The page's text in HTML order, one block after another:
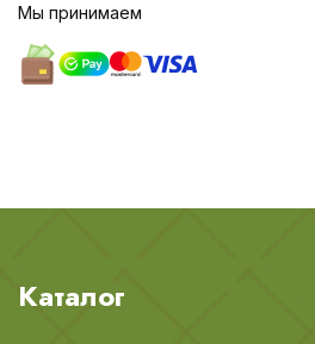
Мы принимаем
Каталог